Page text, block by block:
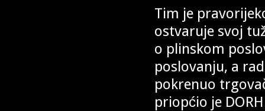
Tim je
ostvaruje svoj
o plinskom
poslovanju, a
pokrenuo
priopćio je